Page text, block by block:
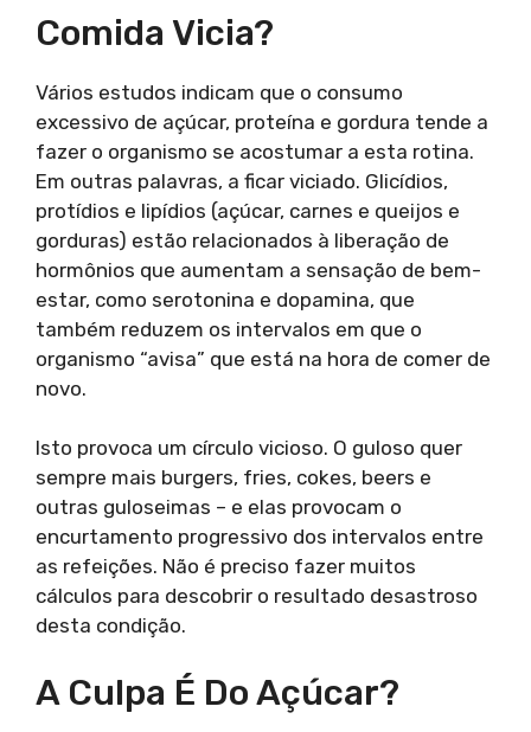
Comida Vicia?
Vários estudos indicam que o consumo
excessivo de açúcar, proteína e gordura tende a
fazer o organismo se acostumar a esta rotina.
Em outras palavras, a ficar viciado. Glicídios,
protídios e lipídios (açúcar, carnes e queijos e
gorduras) estão relacionados à liberação de
hormônios que aumentam a sensação de bem-
estar, como serotonina e dopamina, que
também reduzem os intervalos em que o
organismo “avisa” que está na hora de comer de
novo.
Isto provoca um círculo vicioso. O guloso quer
sempre mais burgers, fries, cokes, beers e
outras guloseimas – e elas provocam o
encurtamento progressivo dos intervalos entre
as refeições. Não é preciso fazer muitos
cálculos para descobrir o resultado desastroso
desta condição.
A Culpa É Do Açúcar?